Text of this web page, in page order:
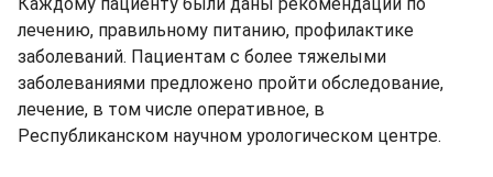
лечению, правильному питанию, профилактике
заболеваний. Пациентам с более тяжелыми
заболеваниями предложено пройти обследование,
лечение, в том числе оперативное, в
Республиканском научном урологическом центре.